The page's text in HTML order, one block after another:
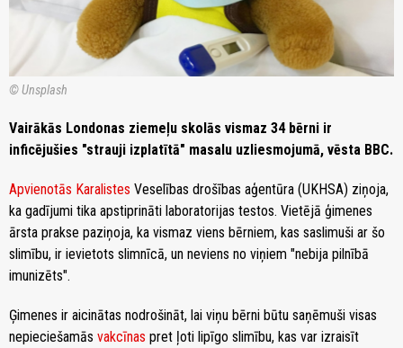
© Unsplash
Vairākās Londonas ziemeļu skolās vismaz 34 bērni ir
inficējušies "strauji izplatītā" masalu uzliesmojumā, vēsta BBC.
Apvienotās Karalistes Veselības drošības aģentūra (UKHSA) ziņoja,
ka gadījumi tika apstiprināti laboratorijas testos. Vietējā ģimenes
ārsta prakse paziņoja, ka vismaz viens bērniem, kas saslimuši ar šo
slimību, ir ievietots slimnīcā, un neviens no viņiem "nebija pilnībā
imunizēts".
Ģimenes ir aicinātas nodrošināt, lai viņu bērni būtu saņēmuši visas
nepieciešamās vakcīnas pret ļoti lipīgo slimību, kas var izraisīt